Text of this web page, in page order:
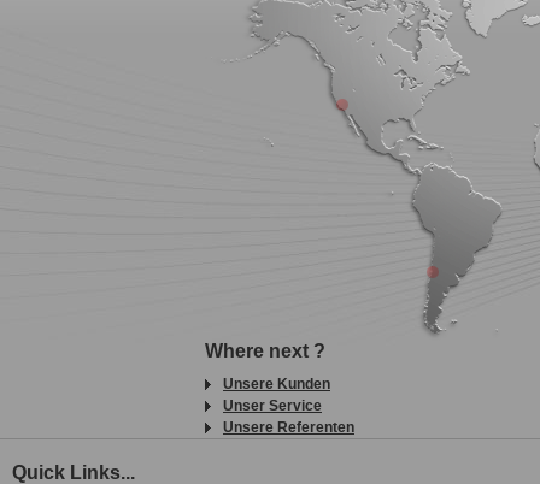
Where next ?
Unsere Kunden
Unser Service
Unsere Referenten
Quick Links...